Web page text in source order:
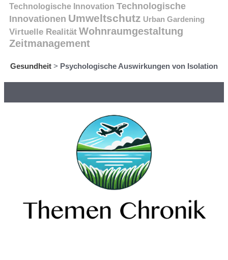
Technologische Innovation Technologische
Innovationen Umweltschutz Urban Gardening
Virtuelle Realität Wohnraumgestaltung
Zeitmanagement
Gesundheit > Psychologische Auswirkungen von Isolation